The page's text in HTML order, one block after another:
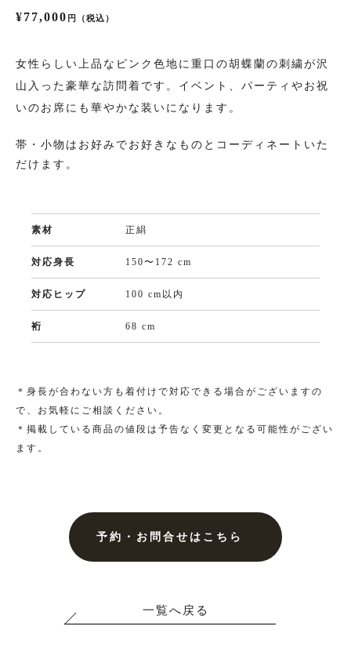
振袖の商品一覧へ
色留袖
プラン・料金
色留袖の商品一覧へ
黒留袖
黒留袖の商品一覧へ
大きいサイズ一覧へ
¥77,000 円（税込）
女性らしい上品なピンク色地に重口の胡蝶蘭の刺繍が沢
山入った豪華な訪問着です。イベント、パーティやお祝
いのお席にも華やかな装いになります。
帯・小物はお好みでお好きなものとコーディネートいた
だけます。
素材 正絹
対応身長 150〜172 cm
対応ヒップ 100 cm以内
裄 68 cm
＊身長が合わない方も着付けで対応できる場合がございますの
で、お気軽にご相談ください。
＊掲載している商品の値段は予告なく変更となる可能性がござい
ます。
予約・お問合せはこちら
一覧へ戻る